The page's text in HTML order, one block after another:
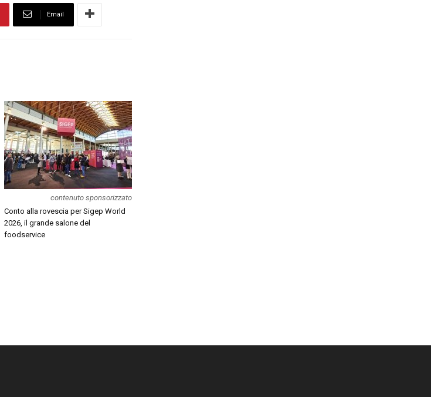
Email
contenuto sponsorizzato
Conto alla rovescia per Sigep World
2026, il grande salone del
foodservice